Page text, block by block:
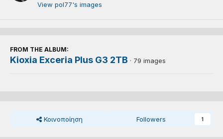
View pol77's images
FROM THE ALBUM:
Kioxia Exceria Plus G3 2TB · 79 images
Κοινοποίηση Followers 1